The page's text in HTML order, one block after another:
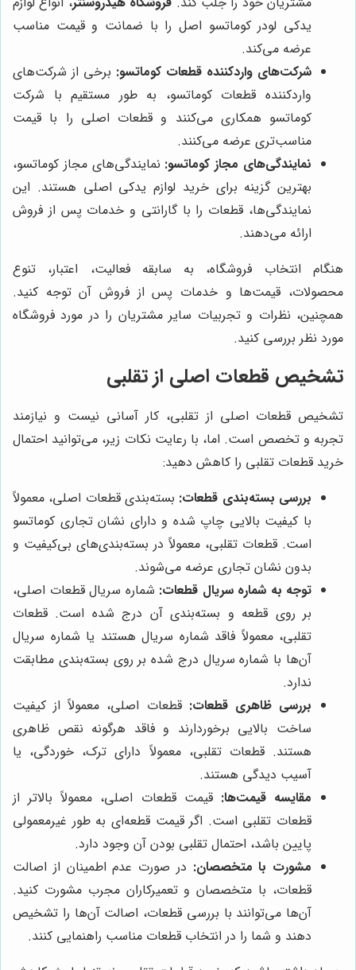
یدکی لودر کوماتسو اصل را با ضمانت و قیمت مناسب
عرضه می‌کند.
شرکت‌های واردکننده قطعات کوماتسو: برخی از شرکت‌های
واردکننده قطعات کوماتسو، به طور مستقیم با شرکت
کوماتسو همکاری می‌کنند و قطعات اصلی را با قیمت
مناسب‌تری عرضه می‌کنند.
نمایندگی‌های مجاز کوماتسو: نمایندگی‌های مجاز کوماتسو،
بهترین گزینه برای خرید لوازم یدکی اصلی هستند. این
نمایندگی‌ها، قطعات را با گارانتی و خدمات پس از فروش
ارائه می‌دهند.
هنگام انتخاب فروشگاه، به سابقه فعالیت، اعتبار، تنوع
محصولات، قیمت‌ها و خدمات پس از فروش آن توجه کنید.
همچنین، نظرات و تجربیات سایر مشتریان را در مورد فروشگاه
مورد نظر بررسی کنید.
تشخیص قطعات اصلی از تقلبی
تشخیص قطعات اصلی از تقلبی، کار آسانی نیست و نیازمند
تجربه و تخصص است. اما، با رعایت نکات زیر، می‌توانید احتمال
خرید قطعات تقلبی را کاهش دهید:
بررسی بسته‌بندی قطعات: بسته‌بندی قطعات اصلی، معمولاً
با کیفیت بالایی چاپ شده و دارای نشان تجاری کوماتسو
است. قطعات تقلبی، معمولاً در بسته‌بندی‌های بی‌کیفیت و
بدون نشان تجاری عرضه می‌شوند.
توجه به شماره سریال قطعات: شماره سریال قطعات اصلی،
بر روی قطعه و بسته‌بندی آن درج شده است. قطعات
تقلبی، معمولاً فاقد شماره سریال هستند یا شماره سریال
آن‌ها با شماره سریال درج شده بر روی بسته‌بندی مطابقت
ندارد.
بررسی ظاهری قطعات: قطعات اصلی، معمولاً از کیفیت
ساخت بالایی برخوردارند و فاقد هرگونه نقص ظاهری
هستند. قطعات تقلبی، معمولاً دارای ترک، خوردگی، یا
آسیب دیدگی هستند.
مقایسه قیمت‌ها: قیمت قطعات اصلی، معمولاً بالاتر از
قطعات تقلبی است. اگر قیمت قطعه‌ای به طور غیرمعمولی
پایین باشد، احتمال تقلبی بودن آن وجود دارد.
مشورت با متخصصان: در صورت عدم اطمینان از اصالت
قطعات، با متخصصان و تعمیرکاران مجرب مشورت کنید.
آن‌ها می‌توانند با بررسی قطعات، اصالت آن‌ها را تشخیص
دهند و شما را در انتخاب قطعات مناسب راهنمایی کنند.